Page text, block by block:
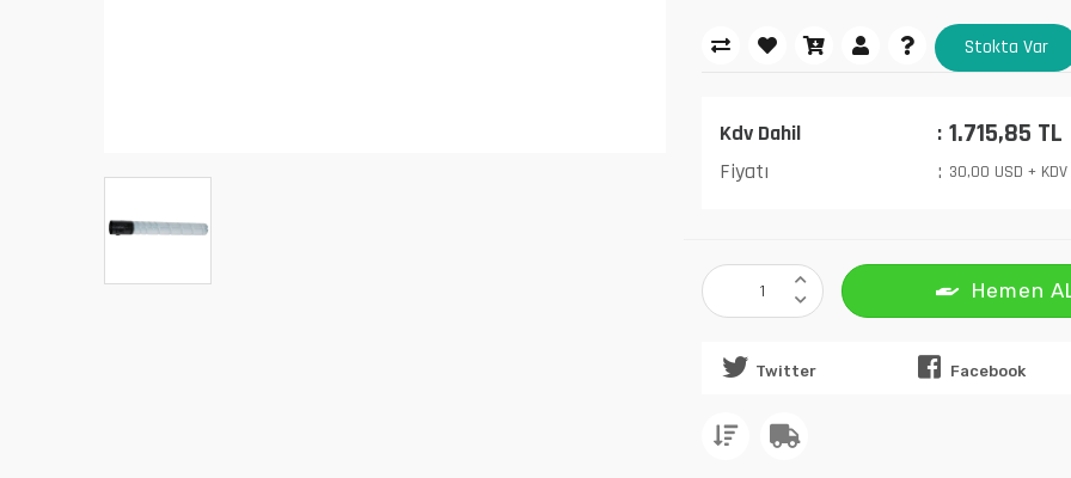
Stokta Var
Kdv Dahil 1.715,85 TL
Fiyatı 30,00 USD + KDV
Hemen
Twitter Facebook